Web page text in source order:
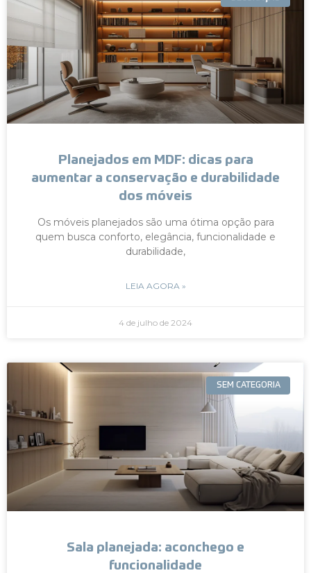
Planejados em MDF: dicas para
aumentar a conservação e durabilidade
dos móveis
Os móveis planejados são uma ótima opção para
quem busca conforto, elegância, funcionalidade e
durabilidade,
LEIA AGORA »
4 de julho de 2024
SEM CATEGORIA
Sala planejada: aconchego e
funcionalidade